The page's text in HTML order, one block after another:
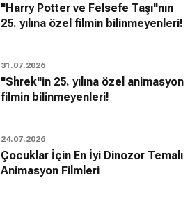
"Harry Potter ve Felsefe Taşı"nın
25. yılına özel filmin bilinmeyenleri!
31.07.2026
"Shrek"in 25. yılına özel animasyon
filmin bilinmeyenleri!
24.07.2026
Çocuklar İçin En İyi Dinozor Temalı
Animasyon Filmleri